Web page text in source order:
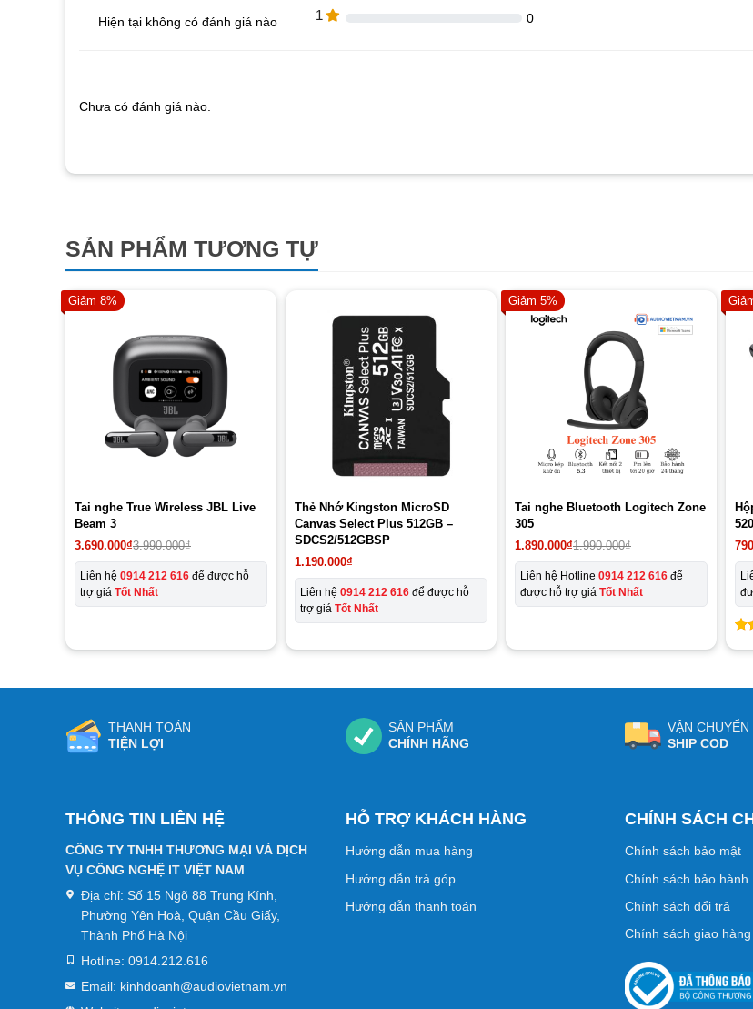
Hiện tại không có đánh giá nào 1 0
Chưa có đánh giá nào.
SẢN PHẨM TƯƠNG TỰ
Giảm 8%
Tai nghe True Wireless JBL Live
Beam 3
3.690.000₫3.990.000₫
Liên hệ 0914 212 616 để được hỗ
trợ giá Tốt Nhất
Thẻ Nhớ Kingston MicroSD
Canvas Select Plus 512GB –
SDCS2/512GBSP
1.190.000₫
Liên hệ 0914 212 616 để được hỗ
trợ giá Tốt Nhất
Giảm 5%
Tai nghe Bluetooth Logitech Zone
305
1.990.000₫
Giá
là:
1.990.000₫.
1.890.000₫
Giá
tại
là:
1.890.000₫.
Liên hệ Hotline 0914 212 616 để
được hỗ trợ giá Tốt Nhất
Giá
là:
Giá
tại
là:
THANH TOÁN
TIỆN LỢI
SẢN PHẨM
CHÍNH HÃNG
VẬN
SHIP COD
THÔNG TIN LIÊN HỆ
CÔNG TY TNHH THƯƠNG MẠI VÀ DỊCH
VỤ CÔNG NGHỆ IT VIỆT NAM
Địa chỉ: Số 15 Ngõ 88 Trung Kính,
Phường Yên Hoà, Quận Cầu Giấy,
Thành Phố Hà Nội
Hotline: 0914.212.616
Email: kinhdoanh@audiovietnam.vn
HỖ TRỢ KHÁCH HÀNG
Hướng dẫn mua hàng
Hướng dẫn trả góp
Hướng dẫn thanh toán
CHÍNH SÁCH
Chính sách bảo mật
Chính sách bảo hành
Chính sách đổi trả
Chính sách giao hàng